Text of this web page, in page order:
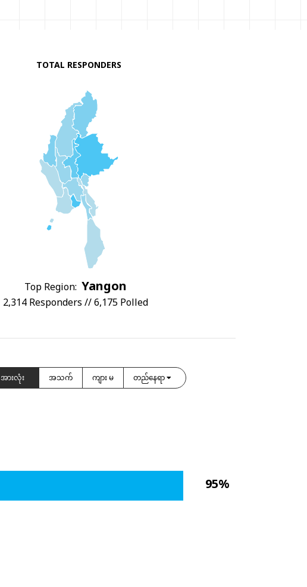
TOTAL RESPONDERS
Top Region: Yangon
2,314 Responders // 6,175 Polled
အားလုံး အသက် ကျား မ တည်နေရာ
95%